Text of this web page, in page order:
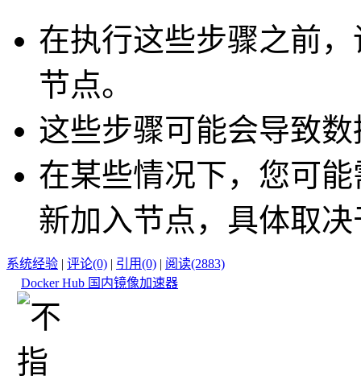
在执行这些步骤之前，
节点。
这些步骤可能会导致
在某些情况下，您可
新加入节点，具体取
系统经验 | 评论(0) | 引用(0) | 阅读(2883)
Docker Hub 国内镜像加速器